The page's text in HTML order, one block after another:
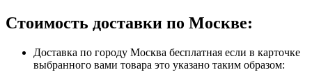
Стоимость доставки по Москве:
Доставка по городу Москва бесплатная если в карточке
выбранного вами товара это указано таким образом: